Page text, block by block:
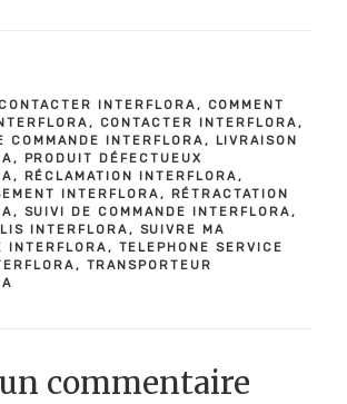
INTERFLORA,
COMMENT
, CONTACTER INTERFLORA,
COMMANDE INTERFLORA,
LIVRAISON
,
PRODUIT DÉFECTUEUX
, RÉCLAMATION INTERFLORA,
INTERFLORA,
RÉTRACTATION
, SUIVI DE COMMANDE INTERFLORA,
INTERFLORA, SUIVRE MA
INTERFLORA, TELEPHONE SERVICE
, TRANSPORTEUR
commentaire